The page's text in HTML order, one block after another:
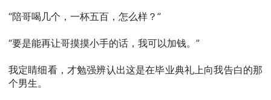
“陪哥喝几个，一杯五百，怎么样？”
“要是能再让哥摸摸小手的话，我可以加钱。”
我定睛细看，才勉强辨认出这是在毕业典礼上向我告白的那
个男生。